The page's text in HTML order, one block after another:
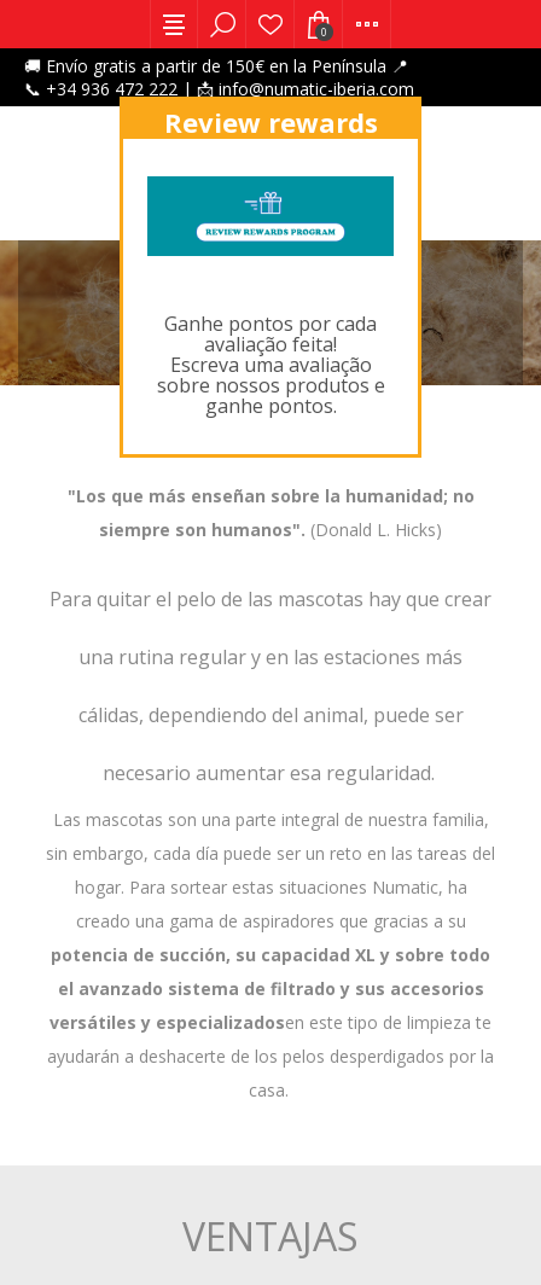
🚚 Envío gratis a partir de 150€ en la Península 📍
📞 +34 936 472 222 | 📩 info@numatic-iberia.com
0
QUITA PELOS MASCOTAS
"Los que más enseñan sobre la humanidad; no
siempre son humanos". (Donald L. Hicks)
Para quitar el pelo de las mascotas hay que crear
una rutina regular y en las estaciones más
cálidas, dependiendo del animal, puede ser
necesario aumentar esa regularidad.
Las mascotas son una parte integral de nuestra familia,
sin embargo, cada día puede ser un reto en las tareas del
hogar. Para sortear estas situaciones Numatic, ha
creado una gama de aspiradores que gracias a su
potencia de succión, su capacidad XL y sobre todo
el avanzado sistema de filtrado y sus accesorios
versátiles y especializadosen este tipo de limpieza te
ayudarán a deshacerte de los pelos desperdigados por la
casa.
VENTAJAS
Review rewards
Ganhe pontos por cada
avaliação feita!
Escreva uma avaliação
sobre nossos produtos e
ganhe pontos.